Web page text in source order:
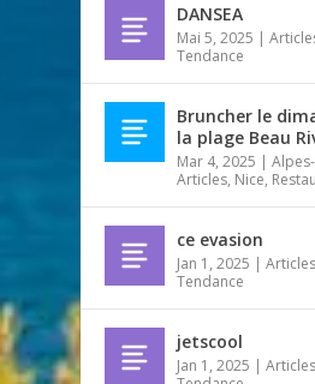
DANSEA
Mai 5, 2025 |
Tendance
Bruncher le
la plage Beau
Mar 4, 2025 |
Articles, Nice,
ce evasion
Jan 1, 2025 |Articles
Tendance
jetscool
Jan 1, 2025 |Articles